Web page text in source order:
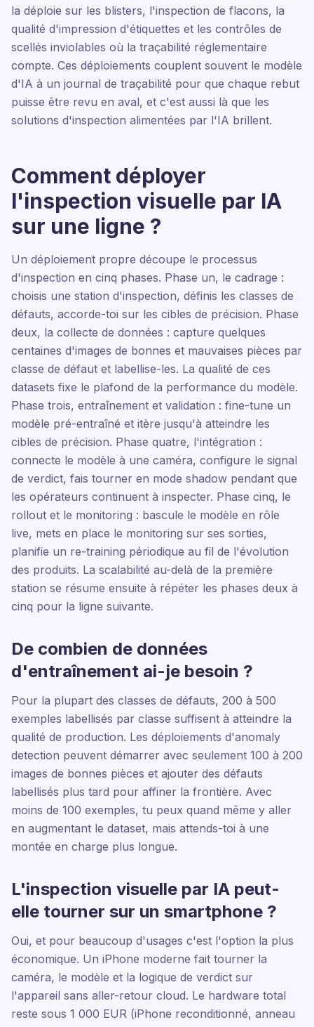
la déploie sur les blisters, l'inspection de flacons, la
qualité d'impression d'étiquettes et les contrôles de
scellés inviolables où la traçabilité réglementaire
compte. Ces déploiements couplent souvent le modèle
d'IA à un journal de traçabilité pour que chaque rebut
puisse être revu en aval, et c'est aussi là que les
solutions d'inspection alimentées par l'IA brillent.
Comment déployer
l'inspection visuelle par IA
sur une ligne ?
Un déploiement propre découpe le processus
d'inspection en cinq phases. Phase un, le cadrage :
choisis une station d'inspection, définis les classes de
défauts, accorde-toi sur les cibles de précision. Phase
deux, la collecte de données : capture quelques
centaines d'images de bonnes et mauvaises pièces par
classe de défaut et labellise-les. La qualité de ces
datasets fixe le plafond de la performance du modèle.
Phase trois, entraînement et validation : fine-tune un
modèle pré-entraîné et itère jusqu'à atteindre les
cibles de précision. Phase quatre, l'intégration :
connecte le modèle à une caméra, configure le signal
de verdict, fais tourner en mode shadow pendant que
les opérateurs continuent à inspecter. Phase cinq, le
rollout et le monitoring : bascule le modèle en rôle
live, mets en place le monitoring sur ses sorties,
planifie un re-training périodique au fil de l'évolution
des produits. La scalabilité au-delà de la première
station se résume ensuite à répéter les phases deux à
cinq pour la ligne suivante.
De combien de données
d'entraînement ai-je besoin ?
Pour la plupart des classes de défauts, 200 à 500
exemples labellisés par classe suffisent à atteindre la
qualité de production. Les déploiements d'anomaly
detection peuvent démarrer avec seulement 100 à 200
images de bonnes pièces et ajouter des défauts
labellisés plus tard pour affiner la frontière. Avec
moins de 100 exemples, tu peux quand même y aller
en augmentant le dataset, mais attends-toi à une
montée en charge plus longue.
L'inspection visuelle par IA peut-
elle tourner sur un smartphone ?
Oui, et pour beaucoup d'usages c'est l'option la plus
économique. Un iPhone moderne fait tourner la
caméra, le modèle et la logique de verdict sur
l'appareil sans aller-retour cloud. Le hardware total
reste sous 1 000 EUR (iPhone reconditionné, anneau